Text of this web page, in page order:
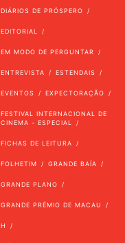
DIÁRIOS DE PRÓSPERO
EDITORIAL
EM MODO DE PERGUNTAR
ENTREVISTA ESTENDAIS
EVENTOS EXPECTORAÇÃO
FESTIVAL INTERNACIONAL DE
CINEMA - ESPECIAL
FICHAS DE LEITURA
FOLHETIM GRANDE BAÍA
GRANDE PLANO
GRANDE PRÉMIO DE MACAU
H